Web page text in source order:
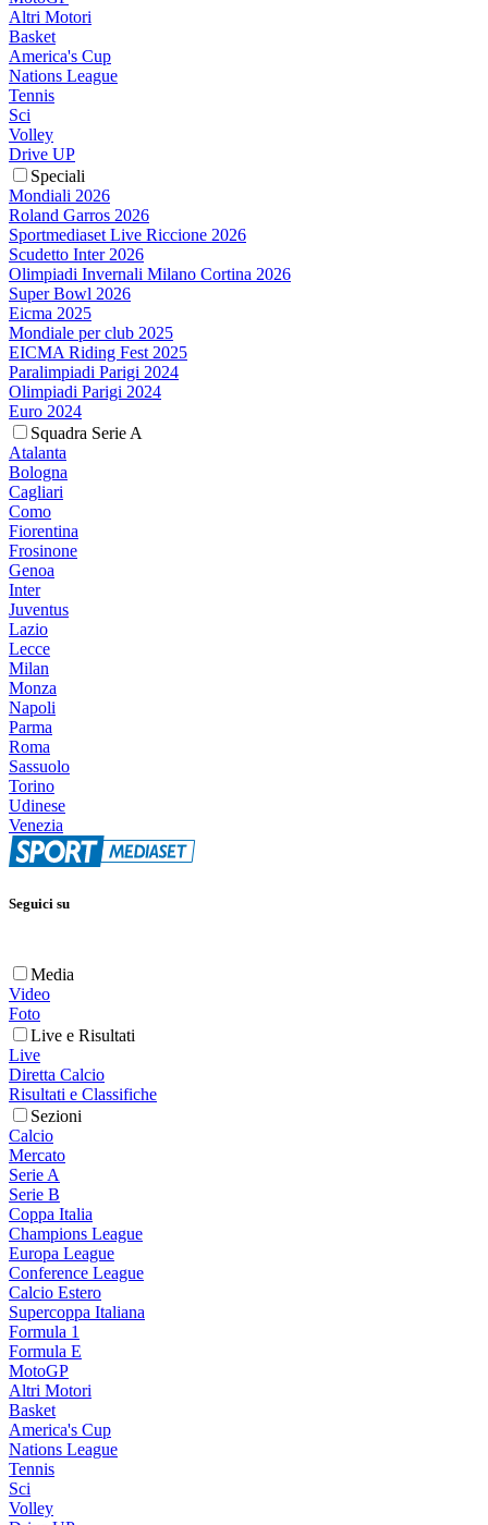
Altri Motori
Basket
America's Cup
Nations League
Tennis
Sci
Volley
Drive UP
Speciali
Mondiali 2026
Roland Garros 2026
Sportmediaset Live Riccione 2026
Scudetto Inter 2026
Olimpiadi Invernali Milano Cortina 2026
Super Bowl 2026
Eicma 2025
Mondiale per club 2025
EICMA Riding Fest 2025
Paralimpiadi Parigi 2024
Olimpiadi Parigi 2024
Euro 2024
Squadra Serie A
Atalanta
Bologna
Cagliari
Como
Fiorentina
Frosinone
Genoa
Inter
Juventus
Lazio
Lecce
Milan
Monza
Napoli
Parma
Roma
Sassuolo
Torino
Udinese
Venezia
Seguici su
Media
Video
Foto
Live e Risultati
Live
Diretta Calcio
Risultati e Classifiche
Sezioni
Calcio
Mercato
Serie A
Serie B
Coppa Italia
Champions League
Europa League
Conference League
Calcio Estero
Supercoppa Italiana
Formula 1
Formula E
MotoGP
Altri Motori
Basket
America's Cup
Nations League
Tennis
Sci
Volley